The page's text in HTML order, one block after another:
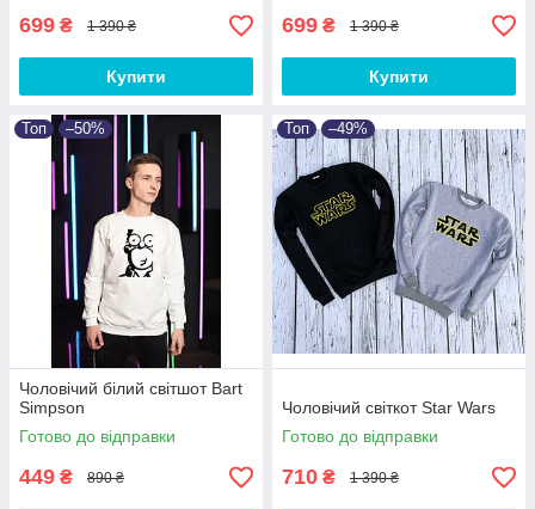
699 ₴ 1 390 ₴
Купити
699 ₴ 1 390 ₴
Купити
Топ –50%
Чоловічий білий світшот Bart
Simpson
Готово до відправки
449 ₴ 890 ₴
Топ –49%
Чоловічий світкот Star Wars
Готово до відправки
710 ₴ 1 390 ₴